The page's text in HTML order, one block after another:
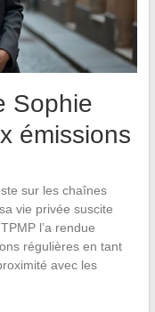
Sophie
émissions
sur les chaînes
vie privée suscite
l’a rendue
régulières en tant
avec les